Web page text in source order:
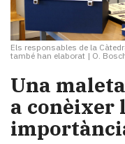
Els responsables de la
també han elaborat | O.
​Una
a conèixer